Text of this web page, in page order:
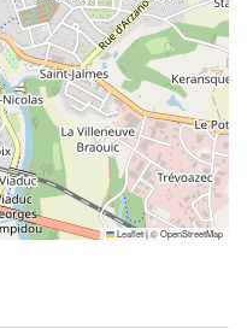
Leaflet|©OpenStreetMap